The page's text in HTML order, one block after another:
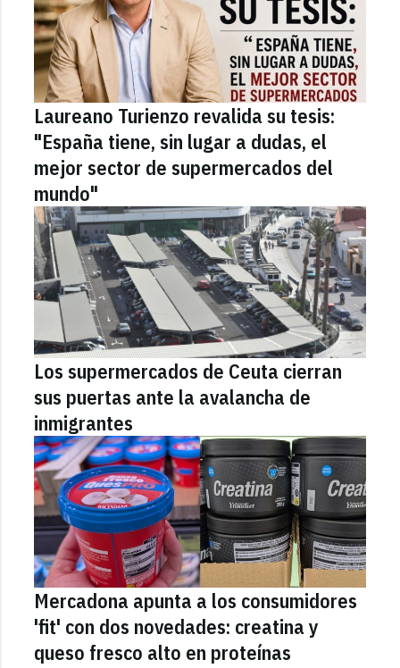
Laureano Turienzo revalida su tesis:
"España tiene, sin lugar a dudas, el
mejor sector de supermercados del
mundo"
Los supermercados de Ceuta cierran
sus puertas ante la avalancha de
inmigrantes
Mercadona apunta a los consumidores
'fit' con dos novedades: creatina y
queso fresco alto en proteínas